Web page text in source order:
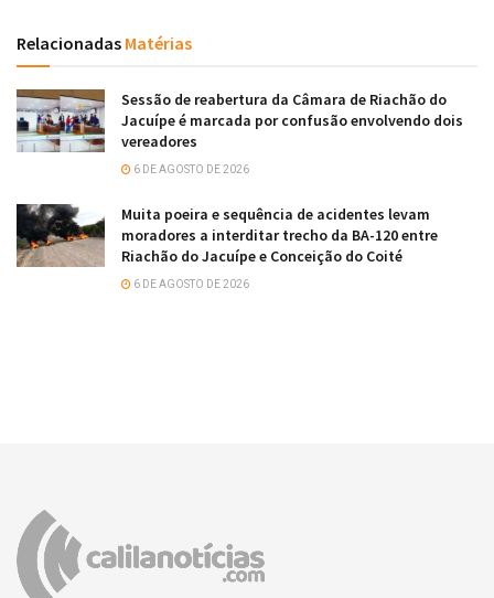
Relacionadas Matérias
Sessão de reabertura da Câmara de Riachão do
Jacuípe é marcada por confusão envolvendo dois
vereadores
6 DE AGOSTO DE 2026
Muita poeira e sequência de acidentes levam
moradores a interditar trecho da BA-120 entre
Riachão do Jacuípe e Conceição do Coité
6 DE AGOSTO DE 2026